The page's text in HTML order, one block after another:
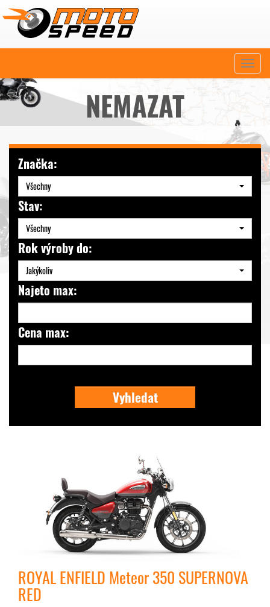
NEMAZAT
Značka:
Všechny
Stav:
Všechny
Rok výroby do:
Jakýkoliv
Najeto max:
Cena max:
Vyhledat
ROYAL ENFIELD Meteor 350 SUPERNOVA
RED